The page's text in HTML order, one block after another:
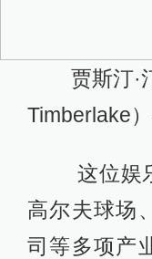
贾斯汀·
Timberlake
这位娱乐
高尔夫球场
司等多项产